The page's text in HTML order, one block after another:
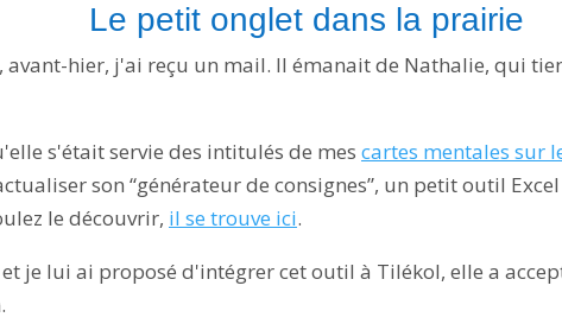
Le petit onglet dans la prairie
avant-hier, j'ai reçu un mail. Il émanait de Nathalie, qui
s'était servie des intitulés de mes cartes mentales sur
son “générateur de consignes”, un petit outil
le découvrir, il se trouve ici.
je lui ai proposé d'intégrer cet outil à Tilékol, elle a